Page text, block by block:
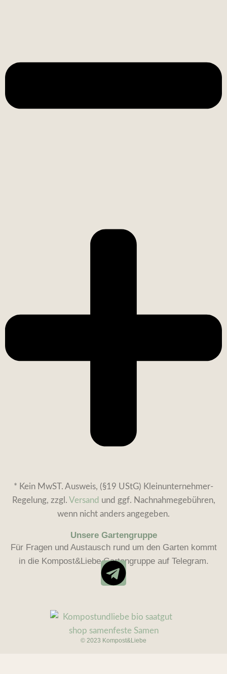
* Kein MwST. Ausweis, (§19 UStG) Kleinunternehmer-
Regelung, zzgl. Versand und ggf. Nachnahmegebühren,
wenn nicht anders angegeben.
Unsere Gartengruppe
Für Fragen und Austausch rund um den Garten kommt
in die Kompost&Liebe Gartengruppe auf Telegram.
© 2023 Kompost&Liebe